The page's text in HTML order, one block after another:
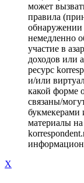
может
правила
обнаружении
немедленно
участие в
доходов или
ресурс
и/или
какой форме
связаны/
букмекерами
материалы
X